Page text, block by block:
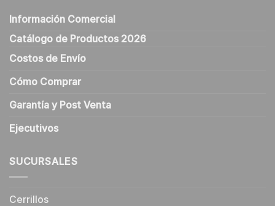
Información Comercial
Catálogo de Productos 2026
Costos de Envío
Cómo Comprar
Garantía y Post Venta
Ejecutivos
SUCURSALES
Cerrillos